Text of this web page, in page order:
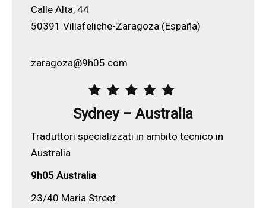
Calle Alta, 44
50391 Villafeliche-Zaragoza (España)
zaragoza@9h05.com
Sydney – Australia
Traduttori specializzati in ambito tecnico in
Australia
9h05 Australia
23/40 Maria Street